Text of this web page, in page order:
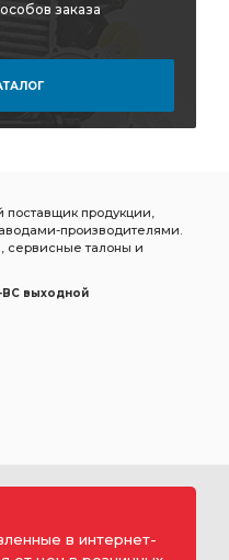
заказа
поставщик продукции,
производителями.
сервисные талоны и
ВС выходной
в интернет-